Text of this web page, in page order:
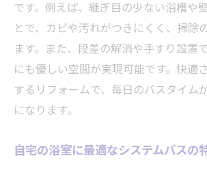
リフォーム工期の流れと生
説
在来浴室からリフォームした
費用や工期比較で見えてくる
です。例えば、継ぎ目の少ない浴槽や
とで、カビや汚れがつきにくく、掃除
ます。また、段差の解消や手すり設置
にも優しい空間が実現可能です。快適
するリフォームで、毎日のバスタイム
になります。
自宅の浴室に最適なシステムバスの